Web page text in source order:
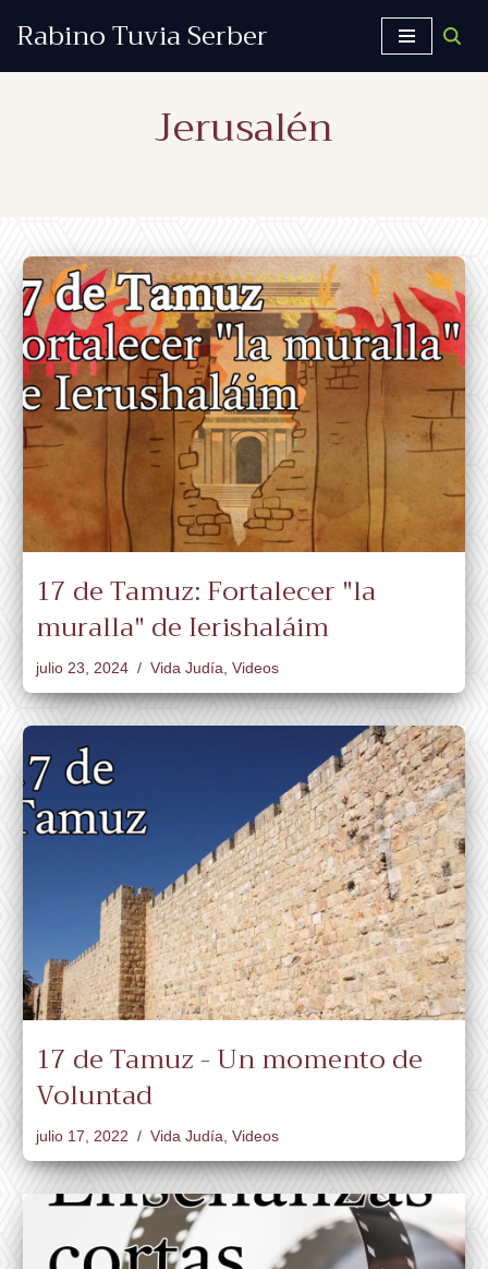
Rabino Tuvia Serber
Jerusalén
17 de Tamuz: Fortalecer "la
muralla" de Ierishaláim
julio 23, 2024 Vida Judía Videos
17 de Tamuz - Un momento de
Voluntad
julio 17, 2022 Vida Judía, Videos